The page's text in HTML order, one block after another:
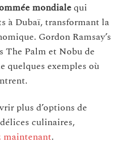
mondialequi
à Dubaï, transformant la
Gordon Ramsay’s
The Palm et Nobu de
quelques exemples où
plus d’options de
culinaires,
maintenant.